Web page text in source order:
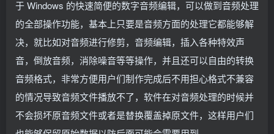
于 Windows 的快速简便的数字音频编辑，可以做到音频处理
的全部操作功能，基本上只要是音频方面的处理它都能够解
决，就比如对音频进行修剪，音频编辑，插入各种特效声
音，倒放音频，消除噪音等等操作，并且还可以自由的转换
音频格式，非常方便用户们制作完成后不用担心格式不兼容
的情况导致音频文件播放不了，软件在对音频处理的时候并
不会损坏原音频文件或者是替换覆盖掉原文件，这样用户们